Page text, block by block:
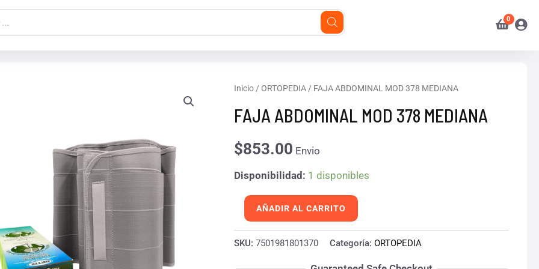
Inicio/ ORTOPEDIA/ FAJA ABDOMINAL MOD 378 MEDIANA
FAJA ABDOMINAL MOD 378 MEDIANA
$853.00 Envio
Disponibilidad: 1 disponibles
FAJA
ABDOMINAL
MOD
378
cantidad
AÑADIR AL CARRITO
SKU: 7501981801370 Categoría: ORTOPEDIA